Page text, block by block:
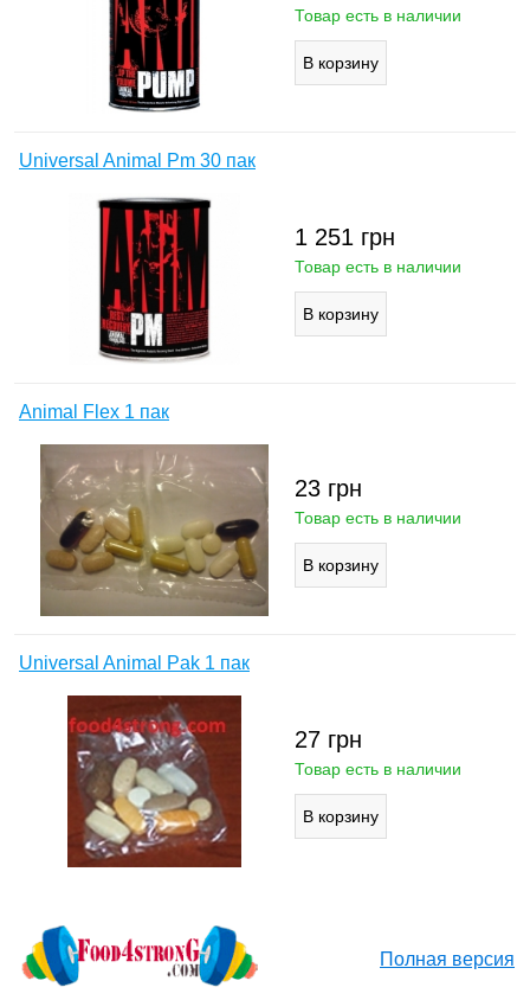
Товар есть в наличии
Universal Animal Pm 30 пак
1 251 грн
Товар есть в наличии
Animal Flex 1 пак
23 грн
Товар есть в наличии
Universal Animal Pak 1 пак
27 грн
Товар есть в наличии
Полная версия